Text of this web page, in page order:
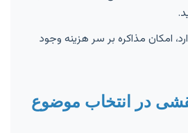
امکان مذاکره بر سر هزینه وجود
در انتخاب موضوع